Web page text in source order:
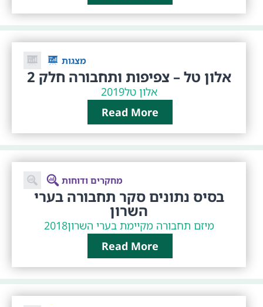
מצגות
אלון טל – צפיפות ותחבורה חלק 2
2019אלון טל
Read More
מחקרים ודוחות
בסיס נתונים סקר תחבורה בערי
השרון
2018מיזם תחבורה מקיימת בערי השרון
Read More